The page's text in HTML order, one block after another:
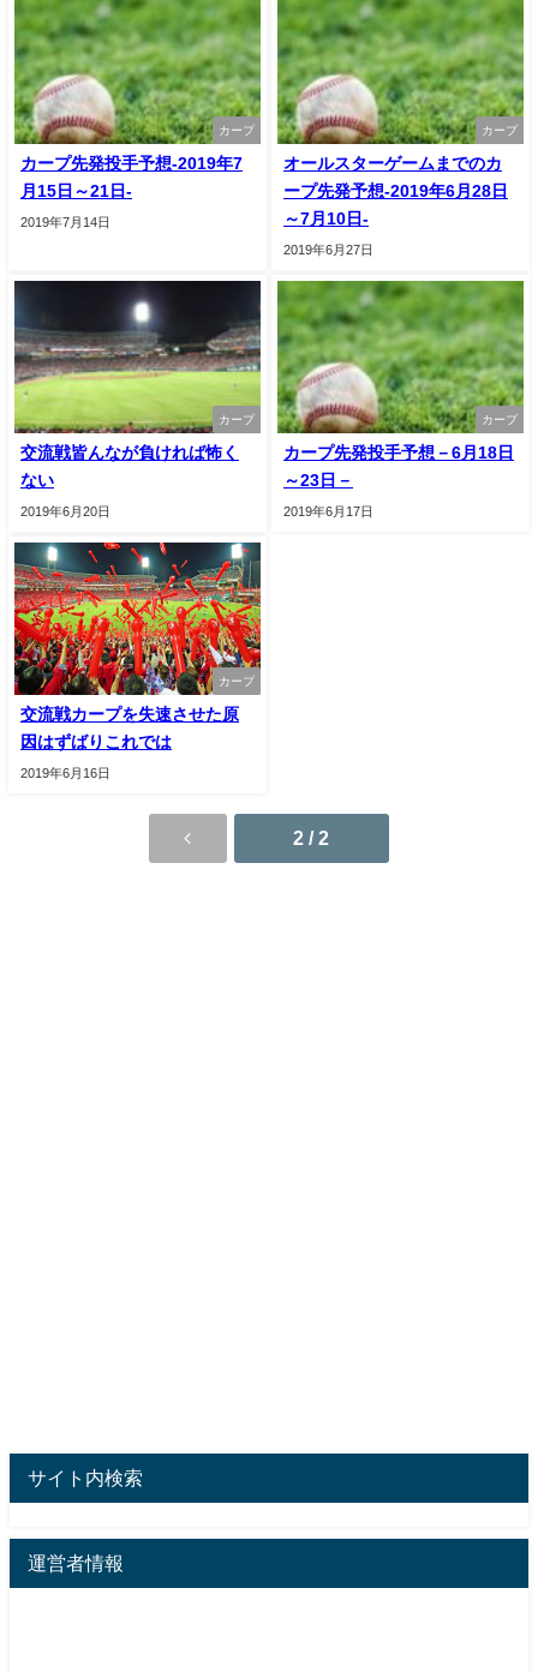
カープ
カープ先発投手予想-2019年7
月15日～21日-
2019年7月14日
カープ
オールスターゲームまでのカ
ープ先発予想-2019年6月28日
～7月10日-
2019年6月27日
カープ
交流戦皆んなが負ければ怖く
ない
2019年6月20日
カープ
カープ先発投手予想－6月18日
～23日－
2019年6月17日
カープ
交流戦カープを失速させた原
因はずばりこれでは
2019年6月16日
2 / 2
サイト内検索
運営者情報